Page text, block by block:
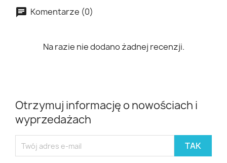
Komentarze (0)
Na razie nie dodano żadnej recenzji.
Otrzymuj informację o nowościach i
wyprzedażach